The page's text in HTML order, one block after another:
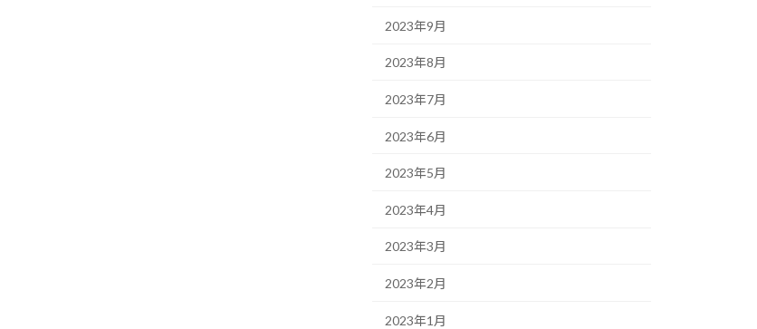
2023年9月
2023年8月
2023年7月
2023年6月
2023年5月
2023年4月
2023年3月
2023年2月
2023年1月